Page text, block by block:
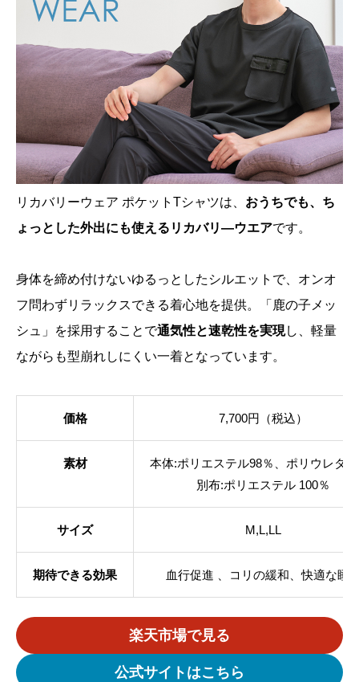
リカバリーウェア ポケットTシャツは、 おうちでも、ち
ょっとした外出にも使えるリカバリ―ウエアです。
身体を締め付けないゆるっとしたシルエットで、オンオ
フ問わずリラックスできる着心地を提供。「鹿の子メッ
シュ」を採用することで通気性と速乾性を実現し、軽量
ながらも型崩れしにくい一着となっています。
価格 7,700円（税込）
素材
本体:ポリエステル98％、ポリウレタ
別布:ポリエステル 100％
サイズ M,L,LL
期待できる効果 血行促進 、コリの緩和、快適な睡
楽天市場で見る
公式サイトはこちら